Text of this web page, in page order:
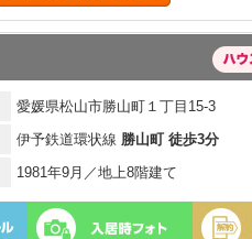
愛媛県松山市勝山町１丁目15-3
伊予鉄道環状線 勝山町 徒歩3分
1981年9月／地上8階建て